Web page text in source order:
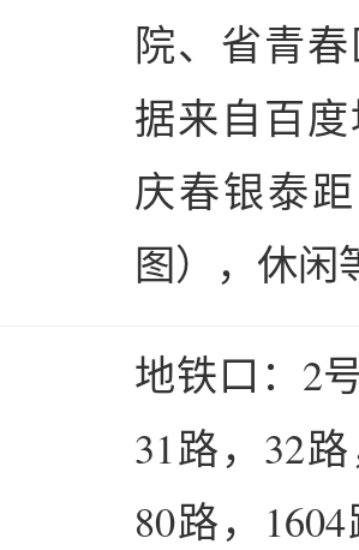
院、省青
据来自百
庆春银泰
图），休闲
地铁口：2
31路，32
80路，